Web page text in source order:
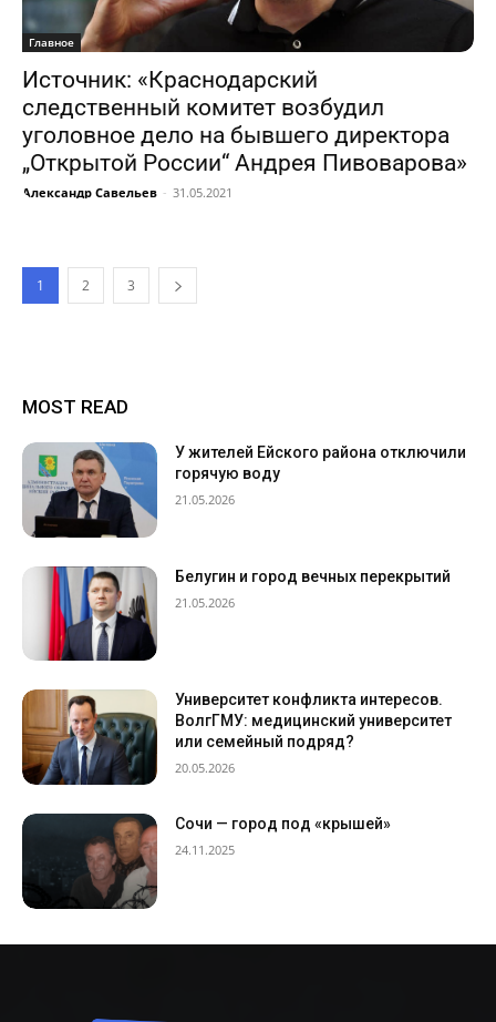
Главное
Источник: «Краснодарский
следственный комитет возбудил
уголовное дело на бывшего директора
„Открытой России“ Андрея Пивоварова»
Александр Савельев - 31.05.2021
1 2 3
MOST READ
У жителей Ейского района отключили
горячую воду
21.05.2026
Белугин и город вечных перекрытий
21.05.2026
Университет конфликта интересов.
ВолгГМУ: медицинский университет
или семейный подряд?
20.05.2026
Сочи — город под «крышей»
24.11.2025